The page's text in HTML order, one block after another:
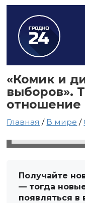
«Комик и
выборов».
отношение
Главная / В мире /
Получайте
— тогда
появляться в